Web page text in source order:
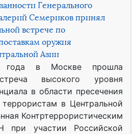
Генерального
Семериков принял
встрече по
оружия
Азии
в Москве прошла
высокого уровня
в области пресечения
в Центральной
Контртеррористическим
при участии Российской